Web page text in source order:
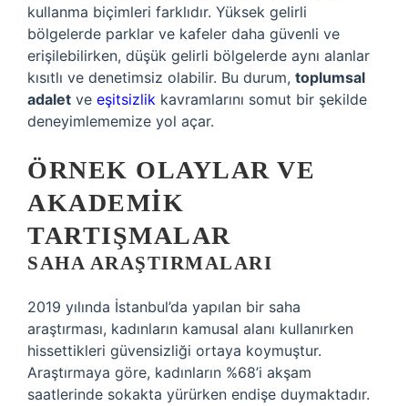
kullanma biçimleri farklıdır. Yüksek gelirli
bölgelerde parklar ve kafeler daha güvenli ve
erişilebilirken, düşük gelirli bölgelerde aynı alanlar
kısıtlı ve denetimsiz olabilir. Bu durum, toplumsal
adalet ve eşitsizlik kavramlarını somut bir şekilde
deneyimlememize yol açar.
ÖRNEK OLAYLAR VE
AKADEMIK
TARTIŞMALAR
SAHA ARAŞTIRMALARI
2019 yılında İstanbul’da yapılan bir saha
araştırması, kadınların kamusal alanı kullanırken
hissettikleri güvensizliği ortaya koymuştur.
Araştırmaya göre, kadınların %68’i akşam
saatlerinde sokakta yürürken endişe duymaktadır.